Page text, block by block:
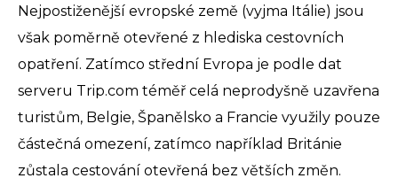
Nejpostiženější evropské země (vyjma Itálie) jsou
však poměrně otevřené z hlediska cestovních
opatření. Zatímco střední Evropa je podle dat
serveru Trip.com téměř celá neprodyšně uzavřena
turistům, Belgie, Španělsko a Francie využily pouze
částečná omezení, zatímco například Británie
zůstala cestování otevřená bez větších změn.